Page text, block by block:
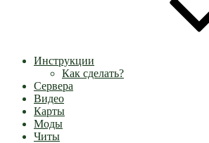
Инструкции
Как сделать?
Сервера
Видео
Карты
Моды
Читы